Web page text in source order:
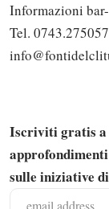
Informazioni
Tel. 0743.275057
Iscriviti gratis a
sulle iniziative